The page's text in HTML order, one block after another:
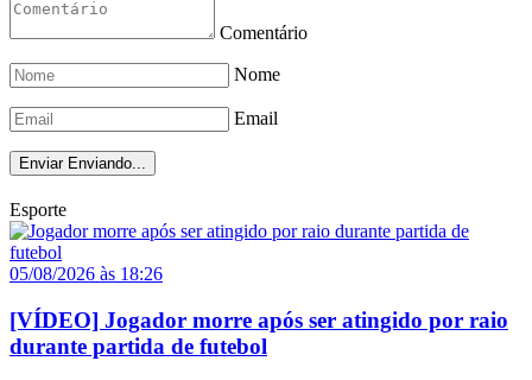
Comentário
Nome
Email
Enviar Enviando...
Esporte
05/08/2026 às 18:26
[VÍDEO] Jogador morre após ser atingido por raio
durante partida de futebol